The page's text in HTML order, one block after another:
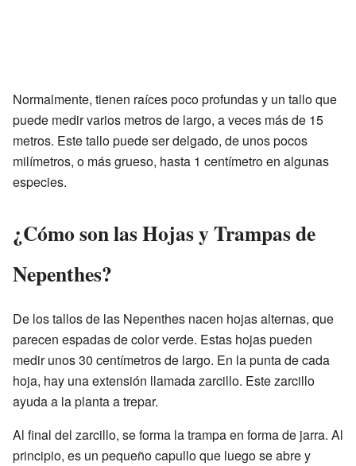
Normalmente, tienen raíces poco profundas y un tallo que
puede medir varios metros de largo, a veces más de 15
metros. Este tallo puede ser delgado, de unos pocos
milímetros, o más grueso, hasta 1 centímetro en algunas
especies.
¿Cómo son las Hojas y Trampas de
Nepenthes?
De los tallos de las Nepenthes nacen hojas alternas, que
parecen espadas de color verde. Estas hojas pueden
medir unos 30 centímetros de largo. En la punta de cada
hoja, hay una extensión llamada zarcillo. Este zarcillo
ayuda a la planta a trepar.
Al final del zarcillo, se forma la trampa en forma de jarra. Al
principio, es un pequeño capullo que luego se abre y